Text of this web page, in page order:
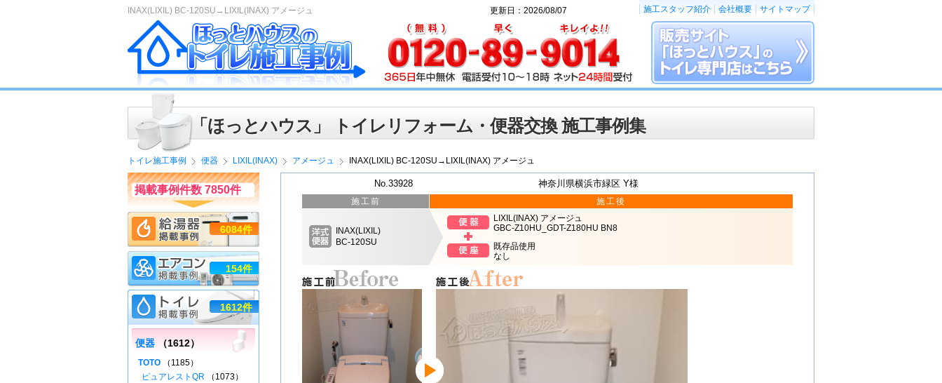
INAX(LIXIL) BC-120SU→LIXIL(INAX) アメージュ
「ほっとハウス」 トイレリフォーム・便器交換 施工事例集
トイレ施工事例 便器 LIXIL(INAX) アメージュ INAX(LIXIL) BC-120SU→LIXIL(INAX) アメージュ
No.33928 神奈川県横浜市緑区 Y様
施工前
INAX(LIXIL)
BC-120SU
施工後
LIXIL(INAX) アメージュ
GBC-Z10HU_GDT-Z180HU BN8
既存品使用
なし
掲載事例件数 7850件
6084件
154件
1612件
便器 （1612）
TOTO （1185）
ピュアレストQR （1073）
更新日：2026/08/07 施工スタッフ紹介 会社概要 サイトマップ